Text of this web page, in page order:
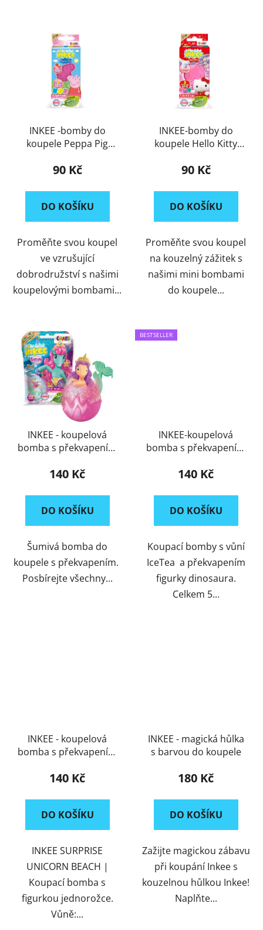
INKEE -bomby do
koupele Peppa Pig
90 Kč
DO KOŠÍKU
Proměňte svou koupel
ve vzrušující
dobrodružství s našimi
koupelovými bombami...
INKEE-bomby do
koupele Hello Kitty
90 Kč
DO KOŠÍKU
Proměňte svou koupel
na kouzelný zážitek s
našimi mini bombami
do koupele...
INKEE - koupelová
bomba s překvapením
140 Kč
DO KOŠÍKU
Šumivá bomba do
koupele s překvapením.
Posbírejte všechny...
BESTSELLER
INKEE-koupelová
bomba s překvapením
140 Kč
DO KOŠÍKU
Koupací bomby s vůní
IceTea a překvapením
figurky dinosaura.
Celkem 5...
INKEE - koupelová
bomba s překvapením
140 Kč
DO KOŠÍKU
INKEE SURPRISE
UNICORN BEACH |
Koupací bomba s
figurkou jednorožce.
Vůně:...
INKEE - magická hůlka
s barvou do koupele
180 Kč
DO KOŠÍKU
Zažijte magickou zábavu
při koupání Inkee s
kouzelnou hůlkou Inkee!
Naplňte...